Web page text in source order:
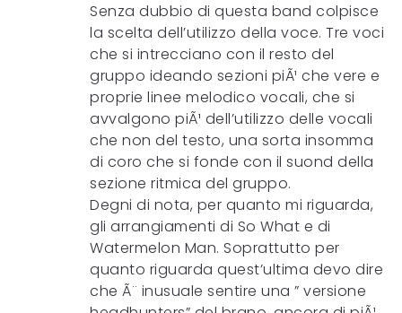
Senza dubbio di questa band colpisce
la scelta dell’utilizzo della voce. Tre voci
che si intrecciano con il resto del
gruppo ideando sezioni piÃ¹ che vere e
proprie linee melodico vocali, che si
avvalgono piÃ¹ dell’utilizzo delle vocali
che non del testo, una sorta insomma
di coro che si fonde con il suond della
sezione ritmica del gruppo.
Degni di nota, per quanto mi riguarda,
gli arrangiamenti di So What e di
Watermelon Man. Soprattutto per
quanto riguarda quest’ultima devo dire
che Ã¨ inusuale sentire una ” versione